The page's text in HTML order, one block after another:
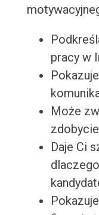
pracy w
Może
Daje Ci